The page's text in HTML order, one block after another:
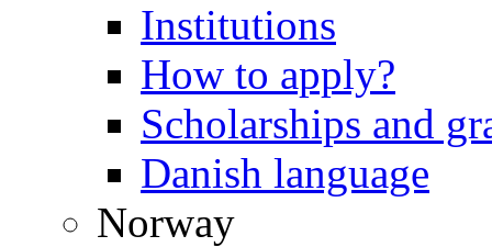
Institutions
How to apply?
Scholarships and
Danish language
Norway